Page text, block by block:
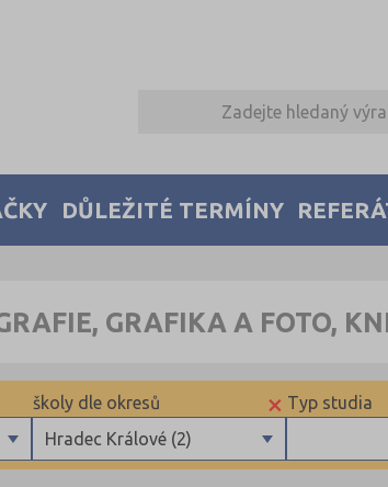
DŮLEŽITÉ TERMÍNY
GRAFIKA A FOTO,
Typ studia
×
Hradec Králové (2)
školy dle okresů